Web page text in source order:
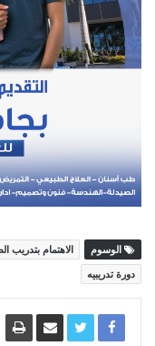
الوسوم الاهتمام بتدريب
دورة تدريبيه